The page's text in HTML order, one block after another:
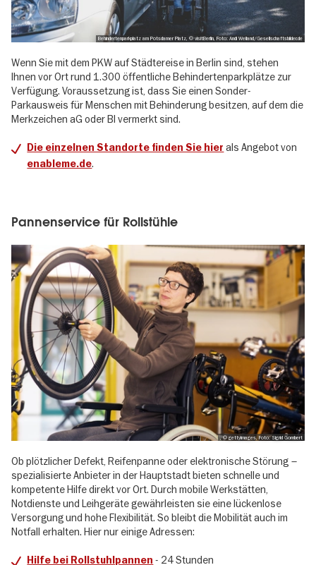
Behindertenparkplatz am Potsdamer Platz, © visitBerlin, Foto: Andi Weiland/Gesellschaftsbilder.de
Wenn Sie mit dem PKW auf Städtereise in Berlin sind, stehen
Ihnen vor Ort rund 1.300 öffentliche Behindertenparkplätze zur
Verfügung. Voraussetzung ist, dass Sie einen Sonder-
Parkausweis für Menschen mit Behinderung besitzen, auf dem die
Merkzeichen aG oder Bl vermerkt sind.
Die einzelnen Standorte finden Sie hier als Angebot von
enableme.de.
Pannenservice für Rollstühle
, © gettyimages, Foto: Sigrid Gombert
Ob plötzlicher Defekt, Reifenpanne oder elektronische Störung –
spezialisierte Anbieter in der Hauptstadt bieten schnelle und
kompetente Hilfe direkt vor Ort. Durch mobile Werkstätten,
Notdienste und Leihgeräte gewährleisten sie eine lückenlose
Versorgung und hohe Flexibilität. So bleibt die Mobilität auch im
Notfall erhalten. Hier nur einige Adressen:
Hilfe bei Rollstuhlpannen - 24 Stunden